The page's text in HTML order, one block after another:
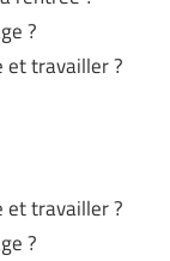
?
et travailler ?
et travailler ?
?